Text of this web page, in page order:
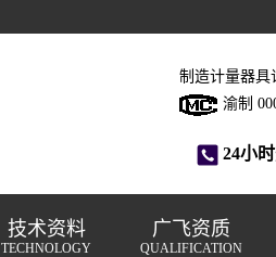
制造计量器具
渝制
24小
技术资料
TECHNOLOGY
广飞资质
QUALIFICATION